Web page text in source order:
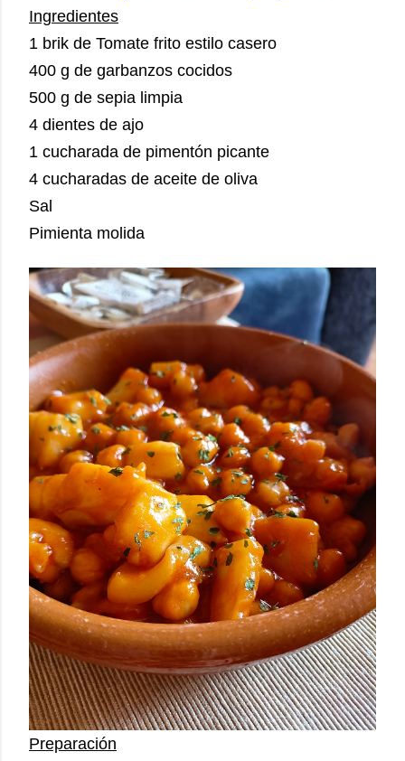
Ingredientes
1 brik de Tomate frito estilo casero
400 g de garbanzos cocidos
500 g de sepia limpia
4 dientes de ajo
1 cucharada de pimentón picante
4 cucharadas de aceite de oliva
Sal
Pimienta molida
Preparación